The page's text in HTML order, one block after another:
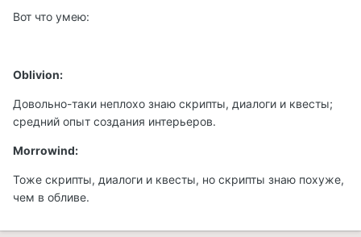
Вот что умею:
Oblivion:
Довольно-таки неплохо знаю скрипты, диалоги и квесты;
средний опыт создания интерьеров.
Morrowind:
Тоже скрипты, диалоги и квесты, но скрипты знаю похуже,
чем в обливе.